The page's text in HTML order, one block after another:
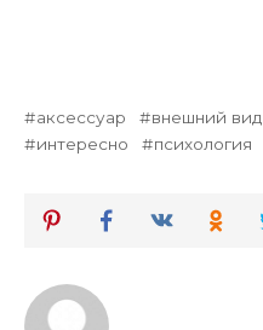
аксессуар внешний вид
интересно
психология